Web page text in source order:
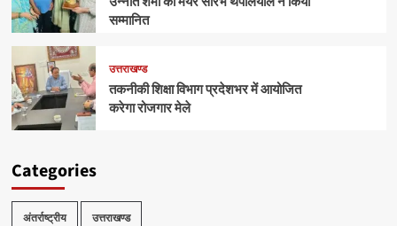
सम्मानित
उत्तराखण्ड
तकनीकी शिक्षा विभाग प्रदेशभर में आयोजित
करेगा रोजगार मेले
Categories
अंतर्राष्ट्रीय उत्तराखण्ड